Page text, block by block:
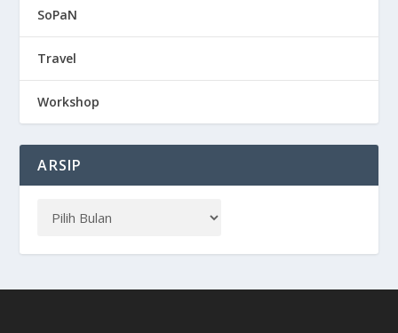
SoPaN
Travel
Workshop
ARSIP